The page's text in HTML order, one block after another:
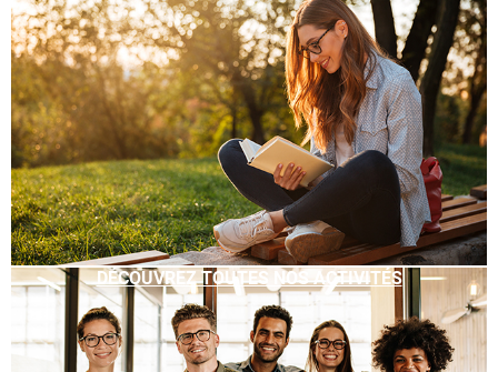
DÉCOUVREZ TOUTES NOS ACTIVITÉS